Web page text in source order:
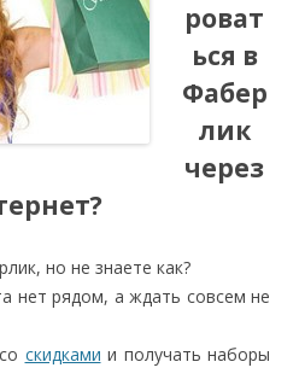
роват
ься в
Фабер
лик
через
но не знаете как?
нет рядом, а ждать совсем не
скидками и получать наборы